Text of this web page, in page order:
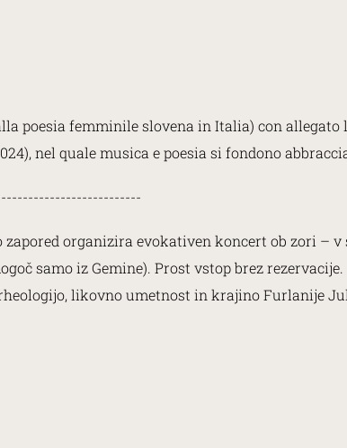
poesia femminile slovena in Italia) con
nel quale musica e poesia si fondono
organizira evokativen koncert ob zori –
samo iz Gemine). Prost vstop brez rezervacije.
likovno umetnost in krajino Furlanije